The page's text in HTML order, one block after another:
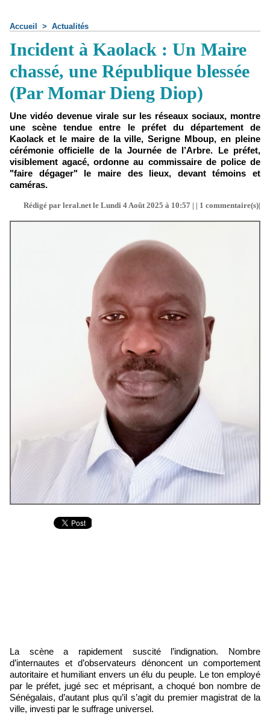
Accueil > Actualités
Incident à Kaolack : Un Maire
chassé, une République blessée
(Par Momar Dieng Diop)
Une vidéo devenue virale sur les réseaux sociaux, montre
une scène tendue entre le préfet du département de
Kaolack et le maire de la ville, Serigne Mboup, en pleine
cérémonie officielle de la Journée de l’Arbre. Le préfet,
visiblement agacé, ordonne au commissaire de police de
"faire dégager" le maire des lieux, devant témoins et
caméras.
Rédigé par leral.net le Lundi 4 Août 2025 à 10:57 | | 1 commentaire(s)|
La scène a rapidement suscité l’indignation. Nombre
d’internautes et d’observateurs dénoncent un comportement
autoritaire et humiliant envers un élu du peuple. Le ton employé
par le préfet, jugé sec et méprisant, a choqué bon nombre de
Sénégalais, d’autant plus qu’il s’agit du premier magistrat de la
ville, investi par le suffrage universel.